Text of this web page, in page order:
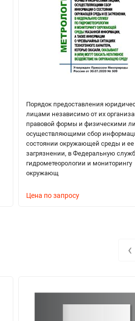
Порядок предоставления
лицами независимо от их
правовой формы и физическими
осуществляющими сбор
состоянии окружающей среды и ее
загрязнении, в Федеральную
гидрометеорологии и мониторингу
окружающ
Цена по запросу
‹